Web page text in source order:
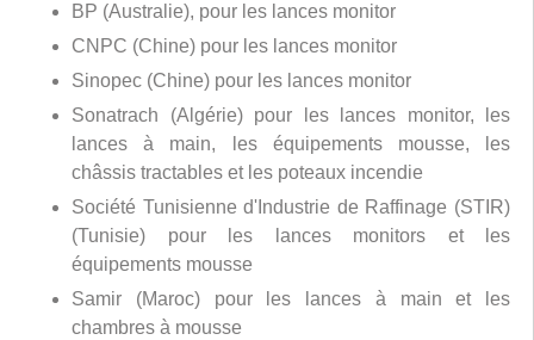
BP (Australie), pour les lances monitor
CNPC (Chine) pour les lances monitor
Sinopec (Chine) pour les lances monitor
Sonatrach (Algérie) pour les lances monitor, les
lances à main, les équipements mousse, les
châssis tractables et les poteaux incendie
Société Tunisienne d'Industrie de Raffinage (STIR)
(Tunisie) pour les lances monitors et les
équipements mousse
Samir (Maroc) pour les lances à main et les
chambres à mousse